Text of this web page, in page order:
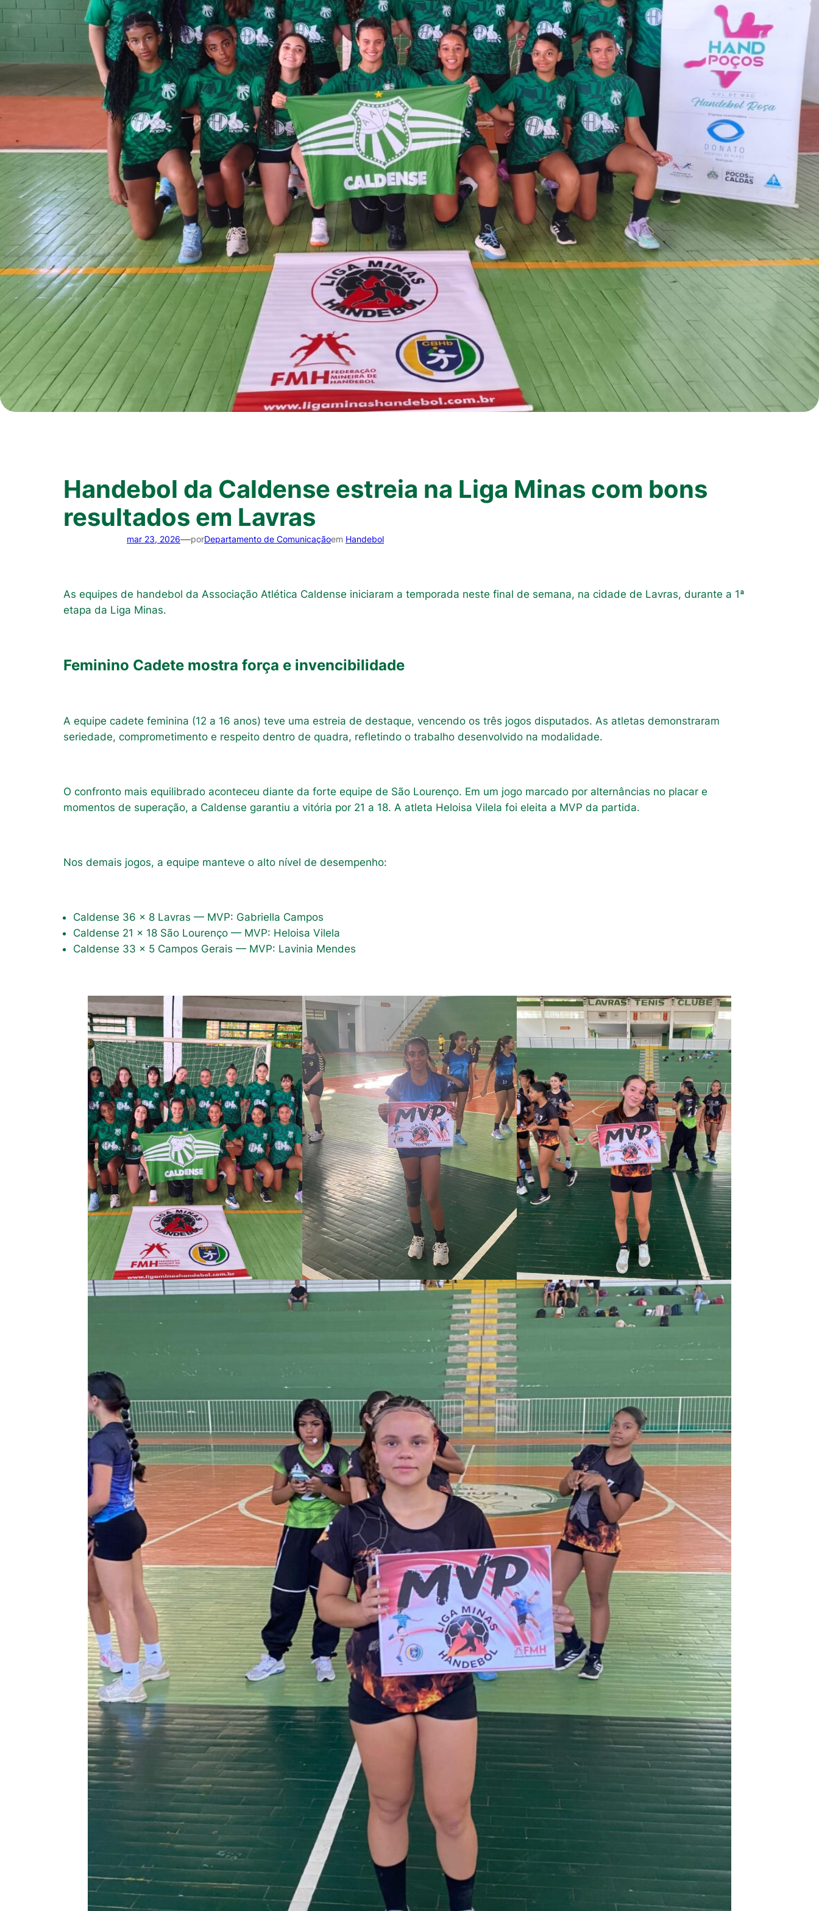
Handebol da Caldense estreia na Liga Minas com bons
resultados em Lavras
mar 23, 2026—porDepartamento de Comunicaçãoem Handebol
As equipes de handebol da Associação Atlética Caldense iniciaram a temporada neste final de semana, na cidade de Lavras, durante a 1ª
etapa da Liga Minas.
Feminino Cadete mostra força e invencibilidade
A equipe cadete feminina (12 a 16 anos) teve uma estreia de destaque, vencendo os três jogos disputados. As atletas demonstraram
seriedade, comprometimento e respeito dentro de quadra, refletindo o trabalho desenvolvido na modalidade.
O confronto mais equilibrado aconteceu diante da forte equipe de São Lourenço. Em um jogo marcado por alternâncias no placar e
momentos de superação, a Caldense garantiu a vitória por 21 a 18. A atleta Heloisa Vilela foi eleita a MVP da partida.
Nos demais jogos, a equipe manteve o alto nível de desempenho:
Caldense 36 x 8 Lavras — MVP: Gabriella Campos
Caldense 21 x 18 São Lourenço — MVP: Heloisa Vilela
Caldense 33 x 5 Campos Gerais — MVP: Lavinia Mendes